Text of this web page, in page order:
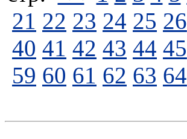
21 22 23 24 25 26
40 41 42 43 44 45
59 60 61 62 63 64